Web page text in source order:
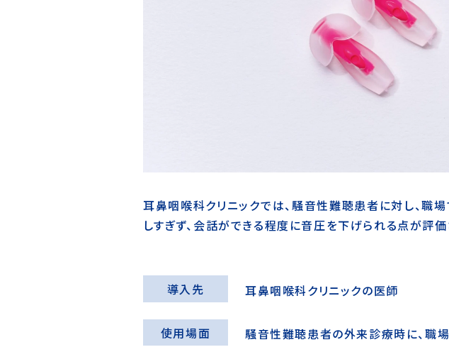
耳鼻咽喉科クリニックでは、騒音性難聴患者に対し、職
しすぎず、会話ができる程度に音圧を下げられる点が評価
導入先 耳鼻咽喉科クリニックの医師
使用場面 騒音性難聴患者の外来診療時に、職